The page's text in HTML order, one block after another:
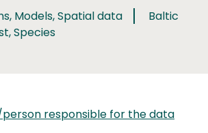
Models, Spatial data
Baltic
Species
responsible for the data